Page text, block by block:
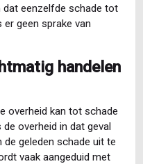
dat eenzelfde schade tot
er geen sprake van
handelen
overheid kan tot schade
overheid in dat geval
geleden schade uit te
vaak aangeduid met